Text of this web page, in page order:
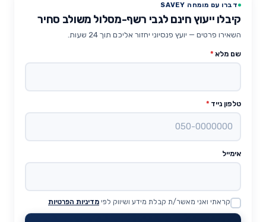
דברו עם מומחה SAVEY
קיבלו ייעוץ חינם לגבי רשף-מסלול משולב סחיר
השאירו פרטים — יועץ פנסיוני יחזור אליכם תוך 24 שעות.
שם מלא *
טלפון נייד *
אימייל
Website
קראתי ואני מאשר/ת קבלת מידע ושיווק לפי מדיניות הפרטיות